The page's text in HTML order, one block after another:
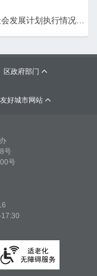
区政府部门 
友好城市网站 
号
号